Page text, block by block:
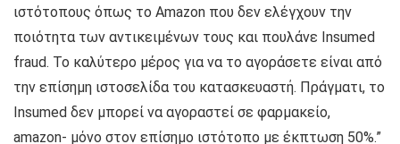
ιστότοπους όπως το Amazon που δεν ελέγχουν την
ποιότητα των αντικειμένων τους και πουλάνε Insumed
fraud. Το καλύτερο μέρος για να το αγοράσετε είναι από
την επίσημη ιστοσελίδα του κατασκευαστή. Πράγματι, το
Insumed δεν μπορεί να αγοραστεί σε φαρμακείο,
amazon- μόνο στον επίσημο ιστότοπο με έκπτωση 50%.”